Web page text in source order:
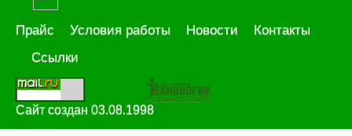
Прайс Условия работы Новости
Контакты
Ссылки
Разработка сайта
Сайт создан 03.08.1998